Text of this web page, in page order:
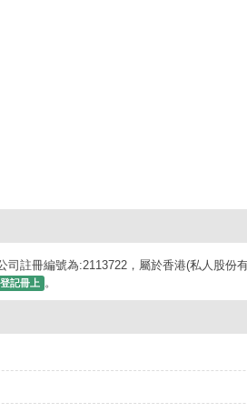
司註冊編號為:2113722，屬於香港(私人股份
記冊上 。